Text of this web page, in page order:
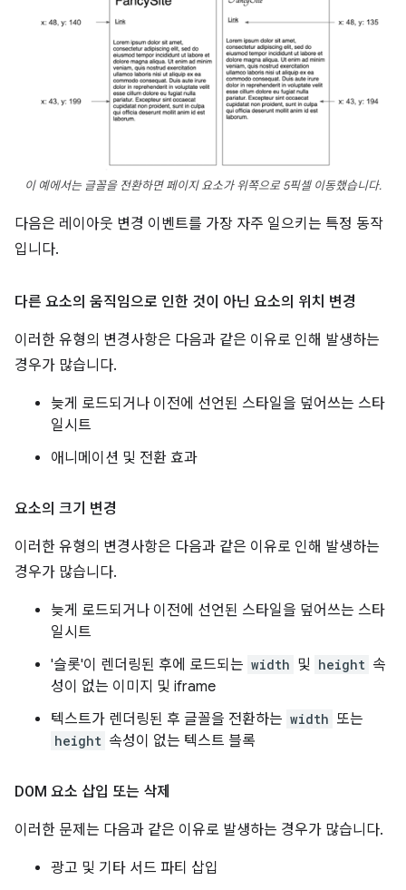
이 예에서는 글꼴을 전환하면 페이지 요소가 위쪽으로 5픽셀 이동했습니다.
다음은 레이아웃 변경 이벤트를 가장 자주 일으키는 특정 동작
입니다.
다른 요소의 움직임으로 인한 것이 아닌 요소의 위치 변경
이러한 유형의 변경사항은 다음과 같은 이유로 인해 발생하는
경우가 많습니다.
늦게 로드되거나 이전에 선언된 스타일을 덮어쓰는 스타
일시트
애니메이션 및 전환 효과
요소의 크기 변경
이러한 유형의 변경사항은 다음과 같은 이유로 인해 발생하는
경우가 많습니다.
늦게 로드되거나 이전에 선언된 스타일을 덮어쓰는 스타
일시트
'슬롯'이 렌더링된 후에 로드되는 width 및 height 속
성이 없는 이미지 및 iframe
텍스트가 렌더링된 후 글꼴을 전환하는 width 또는
height 속성이 없는 텍스트 블록
DOM 요소 삽입 또는 삭제
이러한 문제는 다음과 같은 이유로 발생하는 경우가 많습니다.
광고 및 기타 서드 파티 삽입